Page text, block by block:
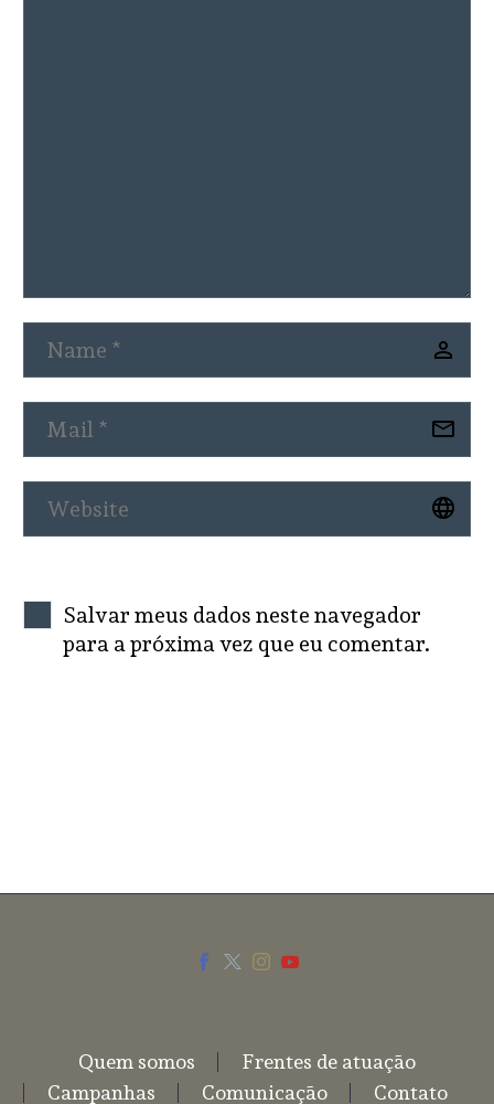
Salvar meus dados neste navegador
para a próxima vez que eu comentar.
Quem somos
Frentes de atuação
Campanhas
Comunicação Contato